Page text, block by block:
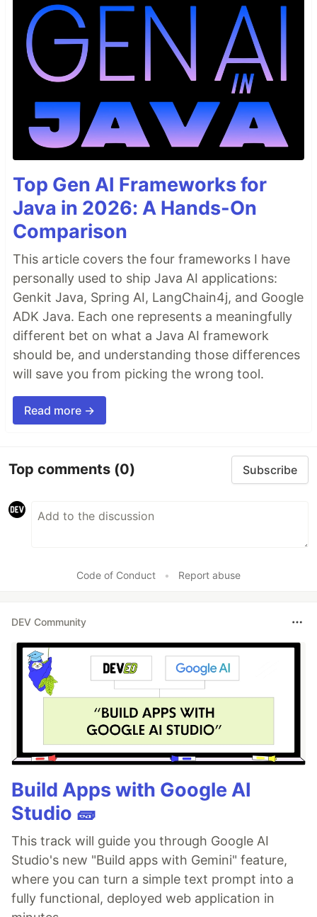
Top Gen AI Frameworks for
Java in 2026: A Hands-On
Comparison
This article covers the four frameworks I have
personally used to ship Java AI applications:
Genkit Java, Spring AI, LangChain4j, and Google
ADK Java. Each one represents a meaningfully
different bet on what a Java AI framework
should be, and understanding those differences
will save you from picking the wrong tool.
Read more →
Top comments (0) Subscribe
Code of Conduct • Report abuse
DEV Community
Build Apps with Google AI
Studio 🧱
This track will guide you through Google AI
Studio's new "Build apps with Gemini" feature,
where you can turn a simple text prompt into a
fully functional, deployed web application in